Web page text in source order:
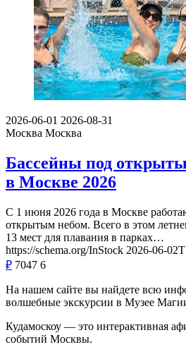
2026-06-01 2026-08-31
Москва Москва
Бассейны под
в Москве 2026
С 1 июня 2026 года в Москве
открытым небом. Всего в этом
13 мест для плавания в парках…
https://schema.org/InStock 2026-06-
₽ 7047 6
На нашем сайте вы найдете всю
волшебные экскурсии в Музее
Кудамоскоу — это интерактивная
событий Москвы.